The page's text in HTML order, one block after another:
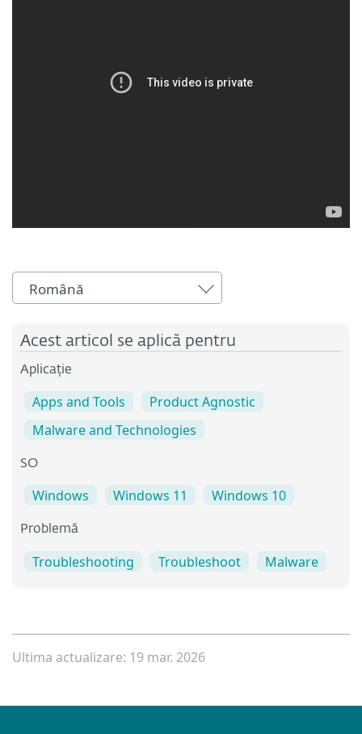
Română
Acest articol se aplică pentru
Aplicație
Apps and Tools
Product Agnostic
Malware and Technologies
SO
Windows Windows 11 Windows 10
Problemă
Troubleshooting Troubleshoot Malware
Ultima actualizare: 19 mar. 2026